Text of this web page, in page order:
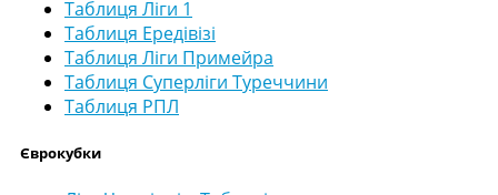
Таблиця Ліги 1
Таблиця Ередівізі
Таблиця Ліги Примейра
Таблиця Суперліги Туреччини
Таблиця РПЛ
Єврокубки